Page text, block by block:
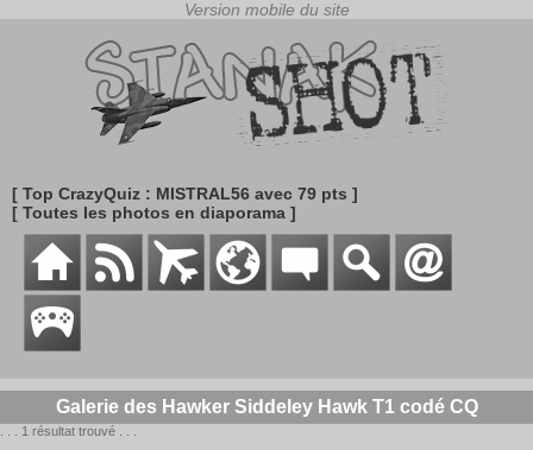
[ Top CrazyQuiz : MISTRAL56 avec 79 pts ]
[ Toutes les photos en diaporama ]
Galerie des Hawker Siddeley Hawk T1 codé CQ
. . . 1 résultat trouvé . . .